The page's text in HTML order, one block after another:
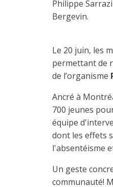
Philippe
Bergevin.
Le 20 juin, les
permettant de
de l’organisme
Ancré à
700 jeunes
équipe
dont les effets
l'absentéisme
Un geste
communauté!